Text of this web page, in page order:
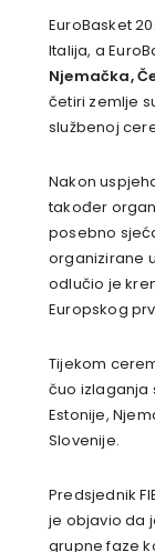
EuroBasket
Italija, a
Njemačka,
četiri zemlje
službenoj
Nakon
također
posebno
organizirane
odlučio je
Europskog
Tijekom
čuo izlaganja
Estonije,
Slovenije.
Predsjednik
je objavio da
grupne faze